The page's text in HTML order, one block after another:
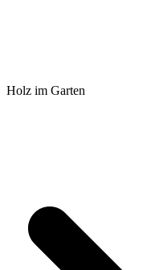
Holz im Garten